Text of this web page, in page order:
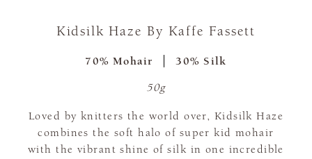
Kidsilk Haze By Kaffe Fassett
70% Mohair 30% Silk
50g
Loved by knitters the world over, Kidsilk Haze
combines the soft halo of super kid mohair
with the vibrant shine of silk in one incredible